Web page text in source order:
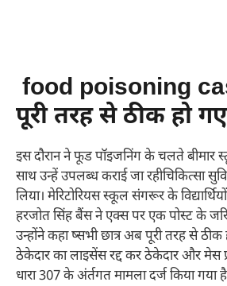
food poisoning
पूरी तरह से ठीक हो गए
इस दौरान ने फूड पॉइजनिंग के चलते बीमार
साथ उन्हें उपलब्ध कराई जा रहीचिकित्सा
लिया। मेरिटोरियस स्कूल संगरूर के
हरजोत सिंह बैंस ने एक्स पर एक पोस्ट के
उन्होंने कहा ष्सभी छात्र अब पूरी तरह से
ठेकेदार का लाइसेंस रद्द कर ठेकेदार और मेस
धारा 307 के अंर्तगत मामला दर्ज किया गया